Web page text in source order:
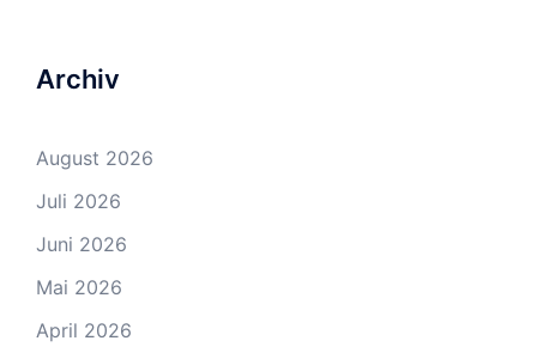
Archiv
August 2026
Juli 2026
Juni 2026
Mai 2026
April 2026